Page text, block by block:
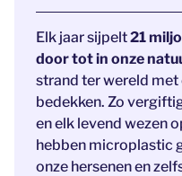
Elk jaar sijpelt21
door tot in onze
strand ter wereld met
bedekken. Zo
en elk levend wezen
hebben microplastic
onze hersenen en